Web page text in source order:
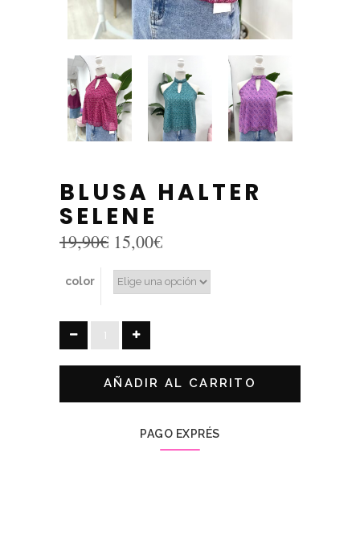
BLUSA HALTER
SELENE
19,90€ El
precio
original
era:
15,00€El
actual
es:
color
HALTER
AÑADIR AL CARRITO
PAGO EXPRÉS